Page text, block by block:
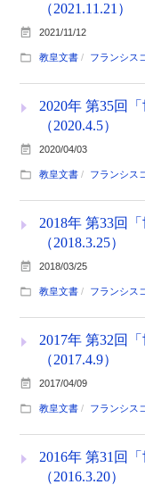
（2021.11.21）
2021/11/12
教皇文書 フランシス
2020年 第35回
（2020.4.5）
2020/04/03
教皇文書 フランシス
2018年 第33回
（2018.3.25）
2018/03/25
教皇文書 フランシス
2017年 第32回
（2017.4.9）
2017/04/09
教皇文書 フランシス
2016年 第31回
（2016.3.20）